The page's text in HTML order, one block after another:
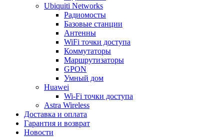
Ubiquiti Networks
Радиомосты
Базовые станции
Антенны
WiFi точки доступа
Коммутаторы
Маршрутизаторы
GPON
Умный дом
Huawei
Wi-Fi точки доступа
Astra Wireless
Доставка и оплата
Гарантия и возврат
Новости